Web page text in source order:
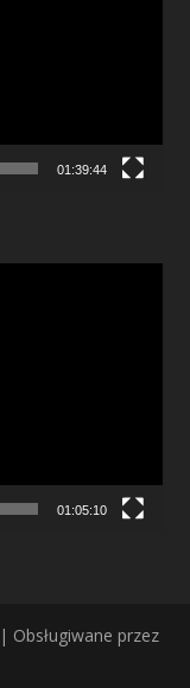
01:39:44
01:05:10
| Obsługiwane przez